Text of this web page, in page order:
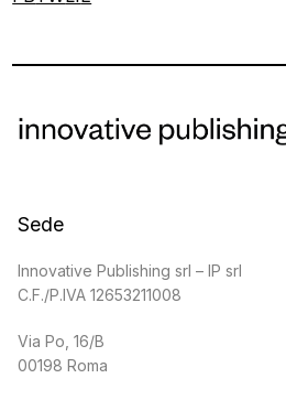
Sede
Innovative Publishing srl – IP srl
C.F./P.IVA 12653211008
Via Po, 16/B
00198 Roma